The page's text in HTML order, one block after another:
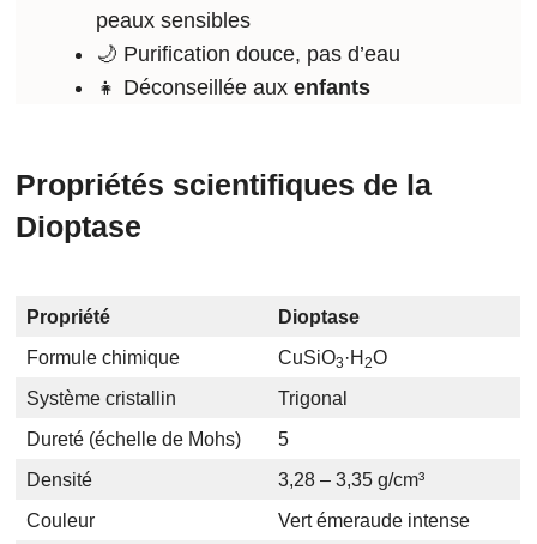
peaux sensibles
🌙 Purification douce, pas d’eau
👧 Déconseillée aux enfants
Propriétés scientifiques de la
Dioptase
Propriété
Dioptase
Formule chimique
CuSiO3 ·H 2O
Système cristallin
Trigonal
Dureté (échelle de Mohs)
5
Densité
3,28 – 3,35 g/cm³
Couleur
Vert émeraude intense